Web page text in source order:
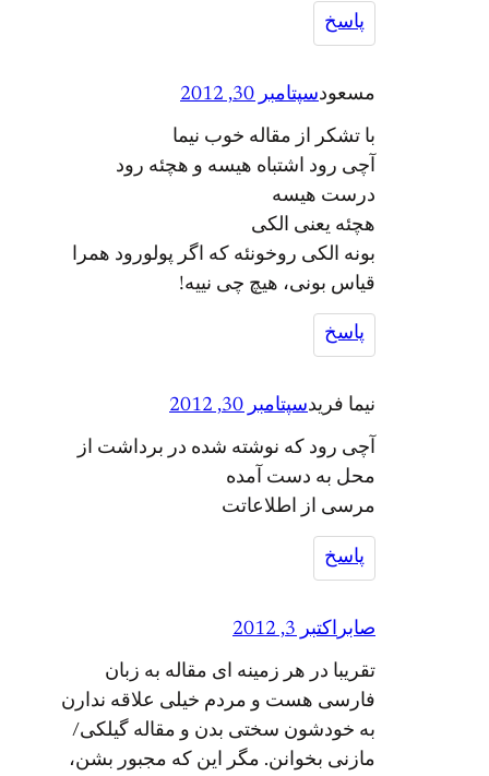
پاسخ
مسعودسپتامبر 30, 2012
با تشکر از مقاله خوب نیما
آچی رود اشتباه هیسه و هچئه رود
درست هیسه
هچئه یعنی الکی
بونه الکی روخونئه که اگر پولورود همرا
قیاس بونی، هیچ چی نییه!
پاسخ
نیما فریدسپتامبر 30, 2012
آچی رود که نوشته شده در برداشت از
محل به دست آمده
مرسی از اطلاعاتت
پاسخ
صابر اکتبر 3, 2012
تقریبا در هر زمینه ای مقاله به زبان
فارسی هست و مردم خیلی علاقه ندارن
به خودشون سختی بدن و مقاله گیلکی/
مازنی بخوانن. مگر این که مجبور بشن،